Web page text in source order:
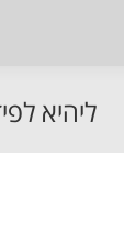
ליהיא